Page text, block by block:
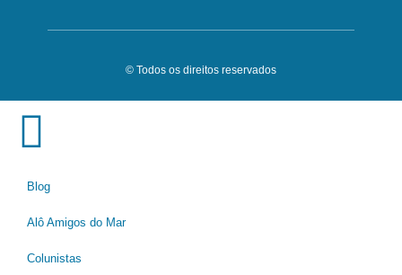
© Todos os direitos reservados
Blog
Alô Amigos do Mar
Colunistas